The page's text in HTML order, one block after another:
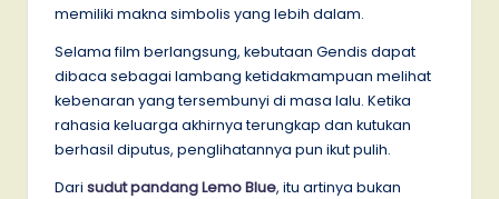
memiliki makna simbolis yang lebih dalam.
Selama film berlangsung, kebutaan Gendis dapat
dibaca sebagai lambang ketidakmampuan melihat
kebenaran yang tersembunyi di masa lalu. Ketika
rahasia keluarga akhirnya terungkap dan kutukan
berhasil diputus, penglihatannya pun ikut pulih.
Dari sudut pandang Lemo Blue, itu artinya bukan